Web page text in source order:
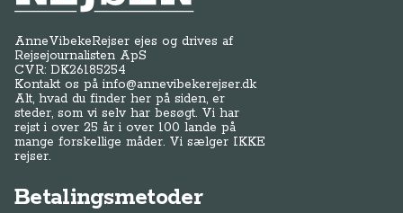
AnneVibekeRejser ejes og drives af
Rejsejournalisten ApS
CVR: DK26185254
Kontakt os påinfo@annevibekerejser.dk
Alt, hvad du finder her på siden, er
steder, som vi selv har besøgt. Vi har
rejst i over 25 år i over 100 lande på
mange forskellige måder. Vi sælger IKKE
rejser.
Betalingsmetoder